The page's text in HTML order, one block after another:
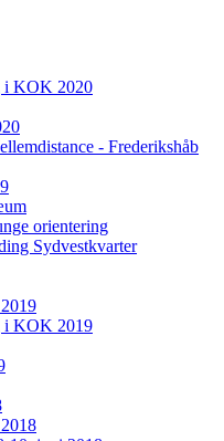
i KOK 2020
- Frederikshåb
orientering
Sydvestkvarter
i KOK 2019